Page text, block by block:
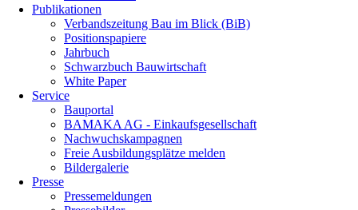
Publikationen
Verbandszeitung Bau im Blick (BiB)
Positionspapiere
Jahrbuch
Schwarzbuch Bauwirtschaft
White Paper
Service
Bauportal
BAMAKA AG - Einkaufsgesellschaft
Nachwuchskampagnen
Freie Ausbildungsplätze melden
Bildergalerie
Presse
Pressemeldungen